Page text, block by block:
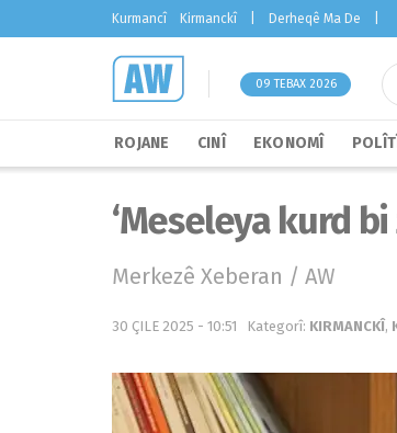
Kurmancî Kirmanckî Derheqê Ma De
09 TEBAX 2026
ROJANE CINÎ EKONOMÎ
‘Meseleya kurd
Merkezê Xeberan / AW
30 ÇILE 2025 - 10:51 Kategorî: KIRMANCKÎ,